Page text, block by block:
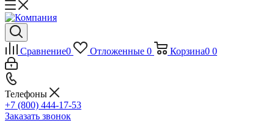
Сравнение0 Отложенные 0 Корзина0 0
Телефоны
+7 (800) 444-17-53
Заказать звонок